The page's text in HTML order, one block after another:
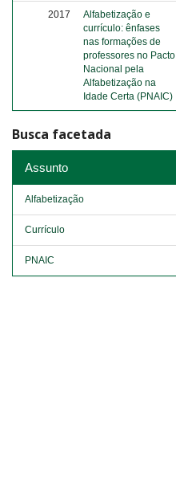
2017
Alfabetização e
currículo: ênfases
nas formações de
professores no Pacto
Nacional pela
Alfabetização na
Idade Certa (PNAIC)
Busca facetada
Assunto
Alfabetização
Currículo
PNAIC